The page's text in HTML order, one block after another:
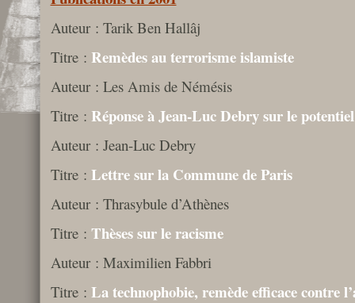
Auteur : Tarik Ben Hallâj
Titre : Remèdes au terrorisme islamiste
Auteur : Les Amis de Némésis
Titre : Réponse à Jean-Luc Debry sur le
Auteur : Jean-Luc Debry
Titre : Lettre sur la Commune de Paris
Auteur : Thrasybule d’Athènes
Titre : Thèses sur le racisme
Auteur : Maximilien Fabbri
Titre : La technophobie, remède efficace contre